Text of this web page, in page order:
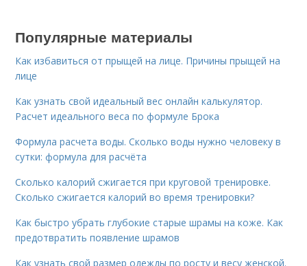
Популярные материалы
Как избавиться от прыщей на лице. Причины прыщей на
лице
Как узнать свой идеальный вес онлайн калькулятор.
Расчет идеального веса по формуле Брока
Формула расчета воды. Сколько воды нужно человеку в
сутки: формула для расчёта
Сколько калорий сжигается при круговой тренировке.
Сколько сжигается калорий во время тренировки?
Как быстро убрать глубокие старые шрамы на коже. Как
предотвратить появление шрамов
Как узнать свой размер одежды по росту и весу женской.